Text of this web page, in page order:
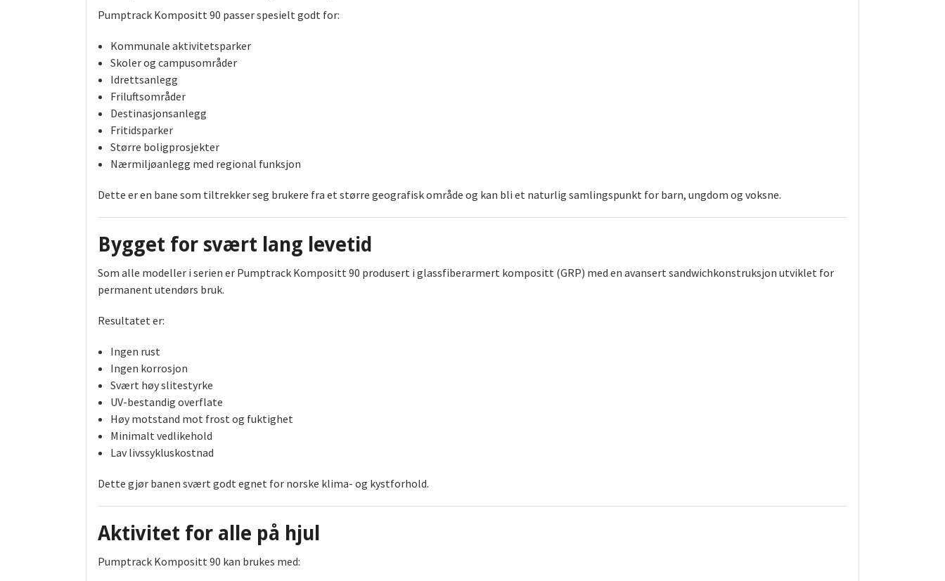
Pumptrack Kompositt 90 passer spesielt godt for:
Kommunale aktivitetsparker
Skoler og campusområder
Idrettsanlegg
Friluftsområder
Destinasjonsanlegg
Fritidsparker
Større boligprosjekter
Nærmiljøanlegg med regional funksjon
Dette er en bane som tiltrekker seg brukere fra et større geografisk område og kan bli et naturlig samlingspunkt for barn, ungdom og voksne.
Bygget for svært lang levetid
Som alle modeller i serien er Pumptrack Kompositt 90 produsert i glassfiberarmert kompositt (GRP) med en avansert sandwichkonstruksjon utviklet for
permanent utendørs bruk.
Resultatet er:
Ingen rust
Ingen korrosjon
Svært høy slitestyrke
UV-bestandig overflate
Høy motstand mot frost og fuktighet
Minimalt vedlikehold
Lav livssykluskostnad
Dette gjør banen svært godt egnet for norske klima- og kystforhold.
Aktivitet for alle på hjul
Pumptrack Kompositt 90 kan brukes med: